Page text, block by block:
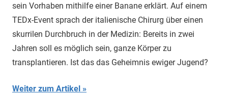
sein Vorhaben mithilfe einer Banane erklärt. Auf einem
TEDx-Event sprach der italienische Chirurg über einen
skurrilen Durchbruch in der Medizin: Bereits in zwei
Jahren soll es möglich sein, ganze Körper zu
transplantieren. Ist das das Geheimnis ewiger Jugend?
Weiter zum Artikel